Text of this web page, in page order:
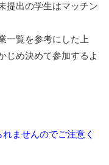
提出の学生はマッチン
一覧を参考にした上
じめ決めて参加するよ
ませんのでご注意く